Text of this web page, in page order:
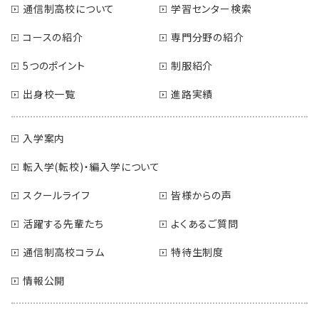
通信制高校について
学習センター検索
コースの紹介
専門分野の紹介
5つのポイント
制服紹介
出身校一覧
進路実績
入学案内
転入学(転校)・編入学について
スクールライフ
皆様からの声
活躍する先輩たち
よくあるご質問
通信制高校コラム
特待生制度
情報公開